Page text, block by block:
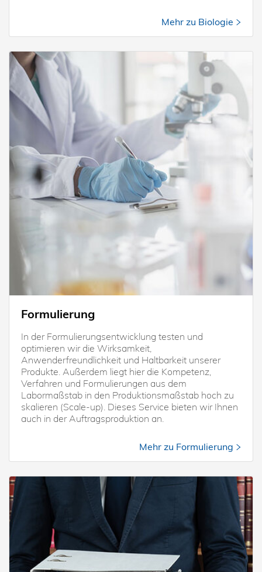
Mehr zu Biologie
Formulierung
In der Formulierungsentwicklung testen und
optimieren wir die Wirksamkeit,
Anwenderfreundlichkeit und Haltbarkeit unserer
Produkte. Außerdem liegt hier die Kompetenz,
Verfahren und Formulierungen aus dem
Labormaßstab in den Produktionsmaßstab hoch zu
skalieren (Scale-up). Dieses Service bieten wir Ihnen
auch in der Auftragsproduktion an.
Mehr zu Formulierung